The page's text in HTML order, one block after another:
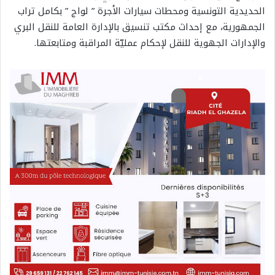
الحديدية التونسية ومحطات سيارات الأجرة ” لواج ” بكامل تراب
الجمهورية، مع إحداث مكتب تنسيق بالإدارة العامة للنقل البري
والإدارات الجهوية للنقل لإحكام عمليّة المراقبة ومتابعتها.